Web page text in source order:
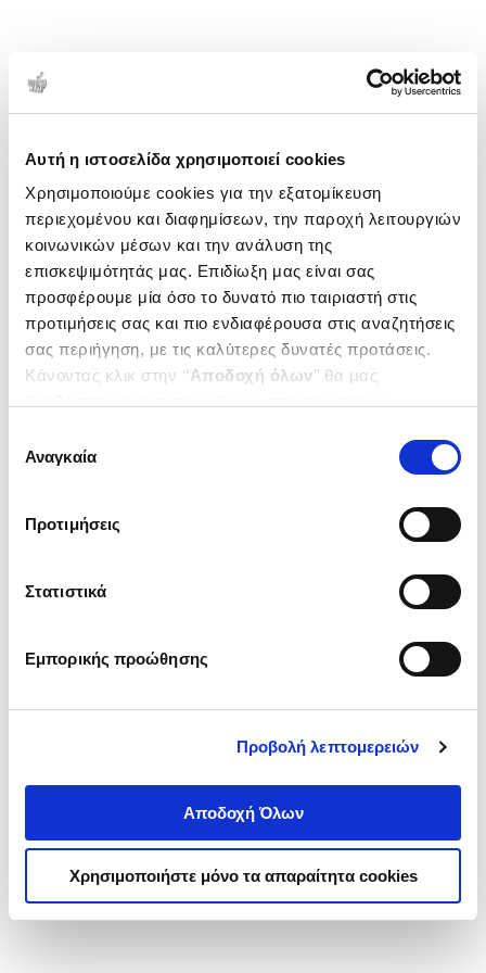
Αυτή η ιστοσελίδα χρησιμοποιεί cookies
Χρησιμοποιούμε cookies για την εξατομίκευση
περιεχομένου και διαφημίσεων, την παροχή λειτουργιών
κοινωνικών μέσων και την ανάλυση της
επισκεψιμότητάς μας. Επιδίωξη μας είναι σας
προσφέρουμε μία όσο το δυνατό πιο ταιριαστή στις
προτιμήσεις σας και πιο ενδιαφέρουσα στις αναζητήσεις
σας περιήγηση, με τις καλύτερες δυνατές προτάσεις.
Κάνοντας κλικ στην ‘’Αποδοχή όλων’’ θα μας
ενδιαφέρουν και να επιλέξετε από τα παρακάτω με την
΄΄και να ενημερωθείτε σχετικά με
συγκατάθεσης
Αναγκαία
Προτιμήσεις
Στατιστικά
Εμπορικής προώθησης
Προβολή λεπτομερειών
Αποδοχή Όλων
Χρησιμοποιήστε μόνο τα απαραίτητα cookies